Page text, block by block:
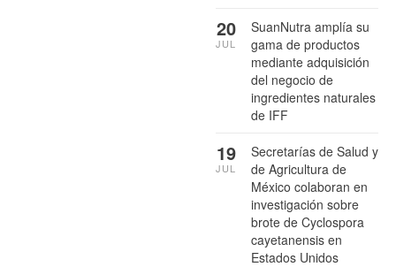
SuanNutra amplía su
gama de productos
mediante adquisición
del negocio de
ingredientes naturales
de IFF
20
JUL
Secretarías de Salud y
de Agricultura de
México colaboran en
investigación sobre
brote de Cyclospora
cayetanensis en
Estados Unidos
19
JUL